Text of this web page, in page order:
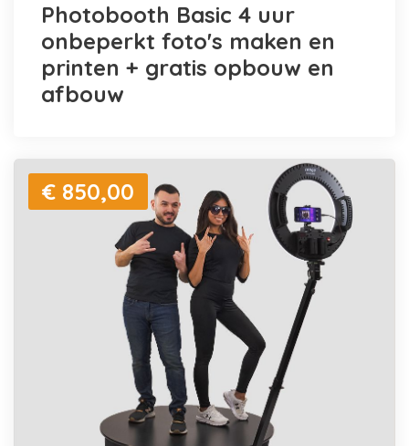
Photobooth Basic 4 uur
onbeperkt foto's maken en
printen + gratis opbouw en
afbouw
€ 850,00